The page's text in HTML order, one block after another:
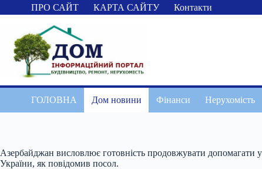
Перейти
до
ПРО САЙТ КАРТА САЙТУ Контакти
ГОЛОВНА Дом новини Фінанси Нерухомість
Азербайджан висловлює готовність продовжувати допомагати у
України, як повідомив посол.